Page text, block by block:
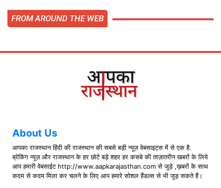
FROM AROUND THE WEB
About Us
आपका राजस्थान हिंदी की राजस्थान की सबसे बड़ी न्यूज़ वेबसाइट्स में से एक है.
ब्रेकिंग न्यूज़ और राजस्थान के हर छोटे बड़े शहर हर कसबे की ताज़ातरीन खबरों के लिये
आप हमारी वेबसाईट http://www.aapkarajasthan.com से जुड़े ,ख़बरों के साथ
कदम से कदम मिला कर चलने के लिए आप हमारे सोशल हैंडल्स से भी जुड़ सकते हैं।